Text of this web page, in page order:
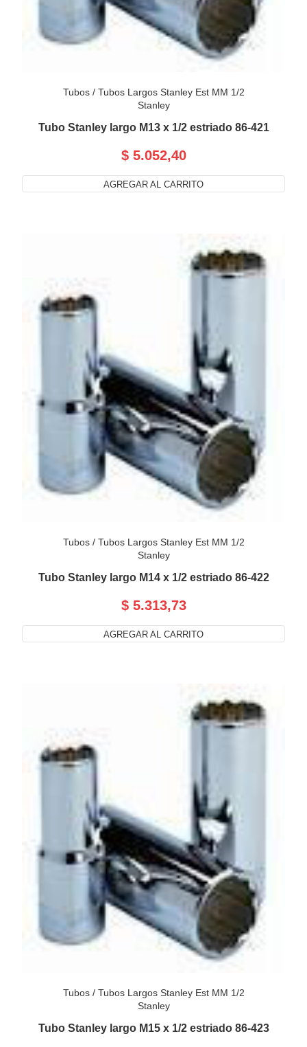
Tubos/ Tubos Largos Stanley Est MM 1/2
Stanley
Tubo Stanley largo M13 x 1/2 estriado 86-421
$ 5.052,40
AGREGAR AL CARRITO
Tubos/ Tubos Largos Stanley Est MM 1/2
Stanley
Tubo Stanley largo M14 x 1/2 estriado 86-422
$ 5.313,73
AGREGAR AL CARRITO
Tubos/ Tubos Largos Stanley Est MM 1/2
Stanley
Tubo Stanley largo M15 x 1/2 estriado 86-423